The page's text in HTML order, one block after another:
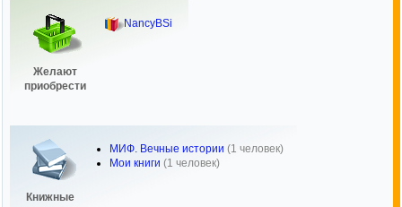
Желают
приобрести
NancyBSi
Книжные
МИФ. Вечные истории (1 человек)
Мои книги (1 человек)